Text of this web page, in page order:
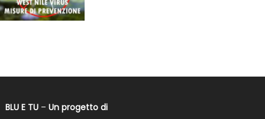
BLU E TU– Un progetto di